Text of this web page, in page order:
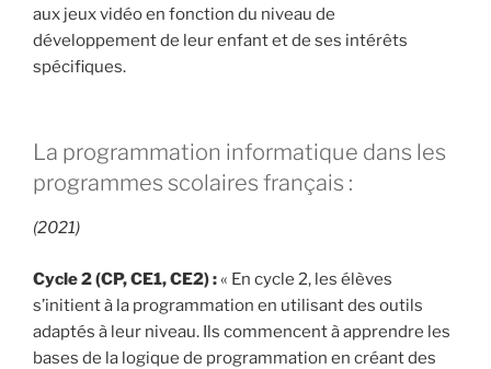
aux jeux vidéo en fonction du niveau de
développement de leur enfant et de ses intérêts
spécifiques.
La programmation informatique dans les
programmes scolaires français :
(2021)
Cycle 2 (CP, CE1, CE2) :« En cycle 2, les élèves
s’initient à la programmation en utilisant des outils
adaptés à leur niveau. Ils commencent à apprendre les
bases de la logique de programmation en créant des